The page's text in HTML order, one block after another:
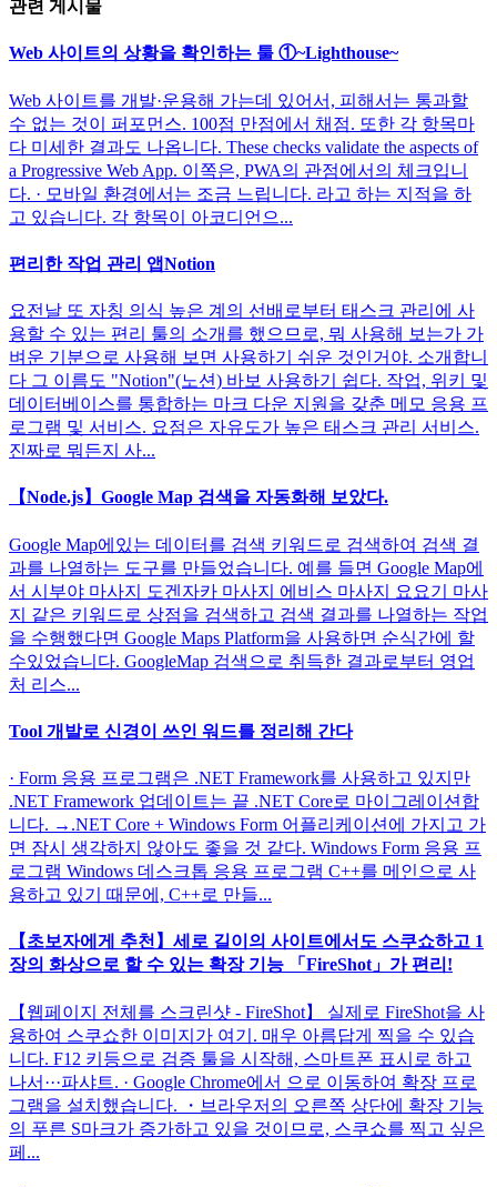
관련 게시물
Web 사이트의 상황을 확인하는 툴 ①~Lighthouse~
Web 사이트를 개발·운용해 가는데 있어서, 피해서는 통과할
수 없는 것이 퍼포먼스. 100점 만점에서 채점. 또한 각 항목마
다 미세한 결과도 나옵니다. These checks validate the aspects of
a Progressive Web App. 이쪽은, PWA의 관점에서의 체크입니
다. · 모바일 환경에서는 조금 느립니다. 라고 하는 지적을 하
고 있습니다. 각 항목이 아코디언으...
편리한 작업 관리 앱Notion
요전날 또 자칭 의식 높은 계의 선배로부터 태스크 관리에 사
용할 수 있는 편리 툴의 소개를 했으므로, 뭐 사용해 보는가 가
벼운 기분으로 사용해 보면 사용하기 쉬운 것인거야. 소개합니
다 그 이름도 "Notion"(노션) 바보 사용하기 쉽다. 작업, 위키 및
데이터베이스를 통합하는 마크 다운 지원을 갖춘 메모 응용 프
로그램 및 서비스. 요점은 자유도가 높은 태스크 관리 서비스.
진짜로 뭐든지 사...
【Node.js】Google Map 검색을 자동화해 보았다.
Google Map에있는 데이터를 검색 키워드로 검색하여 검색 결
과를 나열하는 도구를 만들었습니다. 예를 들면 Google Map에
서 시부야 마사지 도겐자카 마사지 에비스 마사지 요요기 마사
지 같은 키워드로 상점을 검색하고 검색 결과를 나열하는 작업
을 수행했다면 Google Maps Platform을 사용하면 순식간에 할
수있었습니다. GoogleMap 검색으로 취득한 결과로부터 영업
처 리스...
Tool 개발로 신경이 쓰인 워드를 정리해 간다
· Form 응용 프로그램은 .NET Framework를 사용하고 있지만
.NET Framework 업데이트는 끝 .NET Core로 마이그레이션합
니다. →.NET Core + Windows Form 어플리케이션에 가지고 가
면 잠시 생각하지 않아도 좋을 것 같다. Windows Form 응용 프
로그램 Windows 데스크톱 응용 프로그램 C++를 메인으로 사
용하고 있기 때문에, C++로 만들...
【초보자에게 추천】세로 길이의 사이트에서도 스쿠쇼하고 1
장의 화상으로 할 수 있는 확장 기능 「FireShot」가 편리!
【웹페이지 전체를 스크린샷 - FireShot】 실제로 FireShot을 사
용하여 스쿠쇼한 이미지가 여기. 매우 아름답게 찍을 수 있습
니다. F12 키등으로 검증 툴을 시작해, 스마트폰 표시로 하고
나서···파샤트. · Google Chrome에서 으로 이동하여 확장 프로
그램을 설치했습니다. ・브라우저의 오른쪽 상단에 확장 기능
의 푸른 S마크가 증가하고 있을 것이므로, 스쿠쇼를 찍고 싶은
페...